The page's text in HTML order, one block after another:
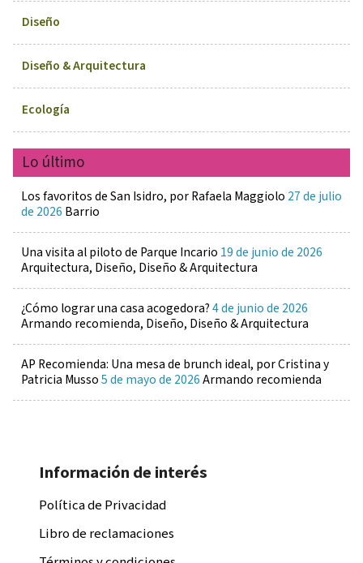
Diseño
Diseño & Arquitectura
Ecología
Lo último
Los favoritos de San Isidro, por Rafaela Maggiolo 27 de julio
de 2026 Barrio
Una visita al piloto de Parque Incario 19 de junio de 2026
Arquitectura, Diseño, Diseño & Arquitectura
¿Cómo lograr una casa acogedora?4 de junio de 2026
Armando recomienda, Diseño, Diseño & Arquitectura
AP Recomienda: Una mesa de brunch ideal, por Cristina y
Patricia Musso5 de mayo de 2026Armando recomienda
Información de interés
Política de Privacidad
Libro de reclamaciones